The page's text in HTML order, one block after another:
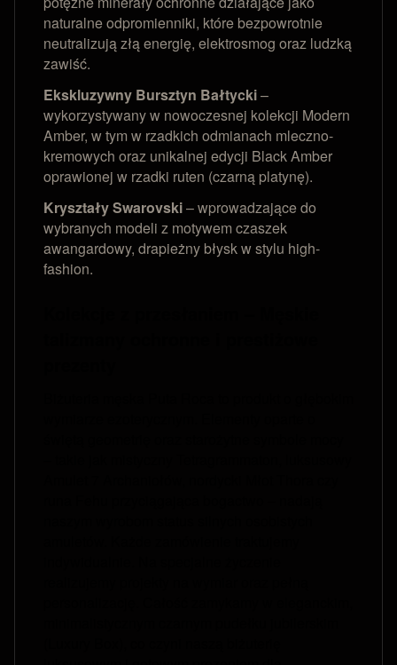
naturalne odpromienniki, które bezpowrotnie
neutralizują złą energię, elektrosmog oraz ludzką
zawiść.
Ekskluzywny Bursztyn Bałtycki–
wykorzystywany w nowoczesnej kolekcji Modern
Amber, w tym w rzadkich odmianach mleczno-
kremowych oraz unikalnej edycji Black Amber
oprawionej w rzadki ruten (czarną platynę).
Kryształy Swarovski– wprowadzające do
wybranych modeli z motywem czaszek
awangardowy, drapieżny błysk w stylu high-
fashion.